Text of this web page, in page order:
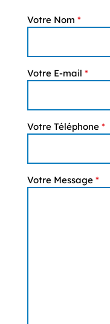
Votre Nom *
Votre E-mail *
Votre Téléphone *
Votre Message *